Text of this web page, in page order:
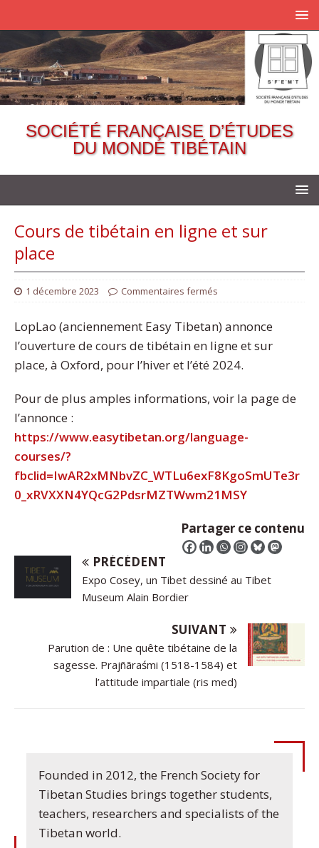
SOCIÉTÉ FRANÇAISE D’ÉTUDES
DU MONDE TIBÉTAIN
Cours de tibétain en ligne et sur
place
1 décembre 2023 Commentaires fermés
LopLao (anciennement Easy Tibetan) annonce
l’ouverture de cours de tibétain en ligne et sur
place, à Oxford, pour l’hiver et l’été 2024.
Pour de plus amples informations, voir la page de
l’annonce :
https://www.easytibetan.org/language-
courses/?
fbclid=IwAR2xMNbvZC_WTLu6exF8KgoSmUTe3r
0_xRVXXN4YQcG2PdsrMZTWwm21MSY
Partager ce contenu
PRÉCÉDENT
Expo Cosey, un Tibet dessiné au Tibet
Museum Alain Bordier
SUIVANT
Parution de : Une quête tibétaine de la
sagesse. Prajñāraśmi (1518-1584) et
l’attitude impartiale (ris med)
Founded in 2012, the French Society for
Tibetan Studies brings together students,
teachers, researchers and specialists of the
Tibetan world.